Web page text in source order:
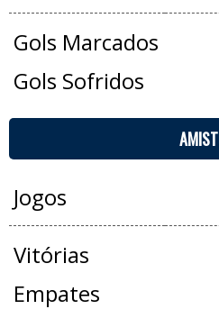
Gols Marcados
Gols Sofridos
Jogos
Vitórias
Empates